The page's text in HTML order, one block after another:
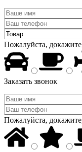
Пожалуйста,
Заказать звонок
Пожалуйста,